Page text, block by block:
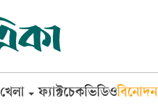
খেলা ফ্যাক্টচেকভিডিওবিনোদন